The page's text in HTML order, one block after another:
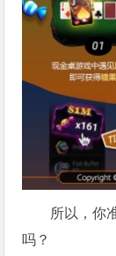
所以，你
吗？